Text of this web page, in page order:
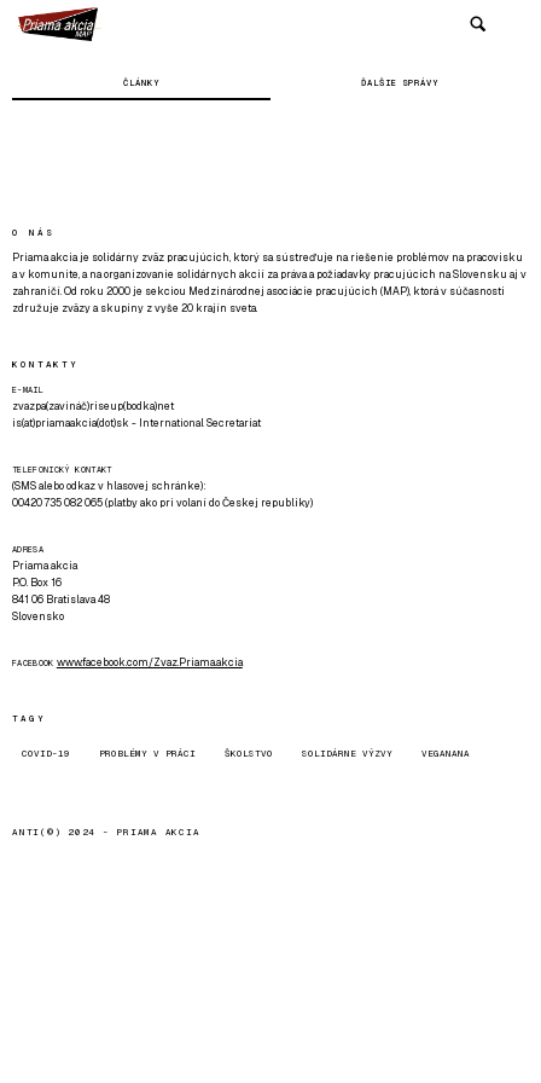
ČLÁNKY ĎALŠIE SPRÁVY
O NÁS
Priama akcia je solidárny zväz pracujúcich, ktorý sa sústreďuje na riešenie problémov na pracovisku
a v komunite, a na organizovanie solidárnych akcií za práva a požiadavky pracujúcich na Slovensku aj v
zahraničí. Od roku 2000 je sekciou Medzinárodnej asociácie pracujúcich (MAP), ktorá v súčasnosti
združuje zväzy a skupiny z vyše 20 krajín sveta.
KONTAKTY
E-MAIL
zvazpa(zavináč)riseup(bodka)net
is(at)priamaakcia(dot)sk - International Secretariat
TELEFONICKÝ KONTAKT
(SMS alebo odkaz v hlasovej schránke):
00420 735 082 065 (platby ako pri volaní do Českej republiky)
ADRESA
Priama akcia
P.O. Box 16
841 06 Bratislava 48
Slovensko
FACEBOOK www.facebook.com/Zvaz.Priama.akcia
TAGY
COVID-19 PROBLÉMY V PRÁCI ŠKOLSTVO SOLIDÁRNE VÝZVY VEGANANA
ANTI(©) 2024 - PRIAMA AKCIA